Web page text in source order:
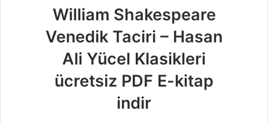
William Shakespeare
Venedik Taciri – Hasan
Ali Yücel Klasikleri
ücretsiz PDF E-kitap
indir